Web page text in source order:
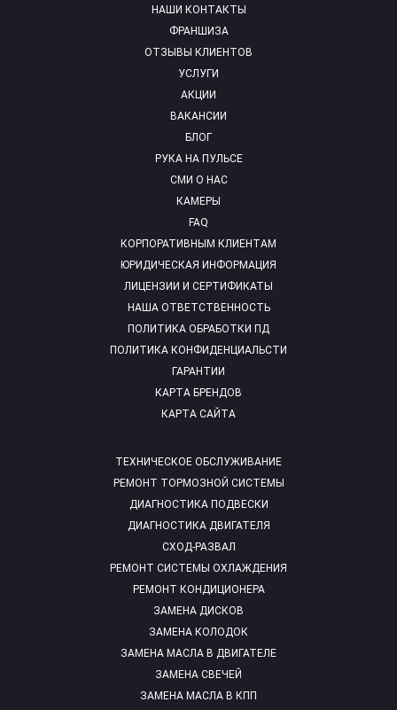
НАШИ КОНТАКТЫ
ФРАНШИЗА
ОТЗЫВЫ КЛИЕНТОВ
УСЛУГИ
АКЦИИ
ВАКАНСИИ
БЛОГ
РУКА НА ПУЛЬСЕ
СМИ О НАС
КАМЕРЫ
FAQ
ТЕХНИЧЕСКОЕ ОБСЛУЖИВАНИЕ
РЕМОНТ ТОРМОЗНОЙ СИСТЕМЫ
ДИАГНОСТИКА ПОДВЕСКИ
ДИАГНОСТИКА ДВИГАТЕЛЯ
СХОД-РАЗВАЛ
РЕМОНТ СИСТЕМЫ ОХЛАЖДЕНИЯ
РЕМОНТ КОНДИЦИОНЕРА
ЗАМЕНА ДИСКОВ
ЗАМЕНА КОЛОДОК
ЗАМЕНА МАСЛА В ДВИГАТЕЛЕ
ЗАМЕНА СВЕЧЕЙ
ЗАМЕНА МАСЛА В КПП
КОРПОРАТИВНЫМ КЛИЕНТАМ
ЮРИДИЧЕСКАЯ ИНФОРМАЦИЯ
ЛИЦЕНЗИИ И СЕРТИФИКАТЫ
НАША ОТВЕТСТВЕННОСТЬ
ПОЛИТИКА ОБРАБОТКИ ПД
ПОЛИТИКА КОНФИДЕНЦИАЛЬСТИ
ГАРАНТИИ
КАРТА БРЕНДОВ
КАРТА САЙТА